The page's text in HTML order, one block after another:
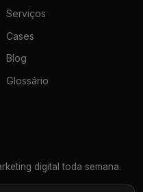
Serviços
Cases
Blog
Glossário
digital toda semana.